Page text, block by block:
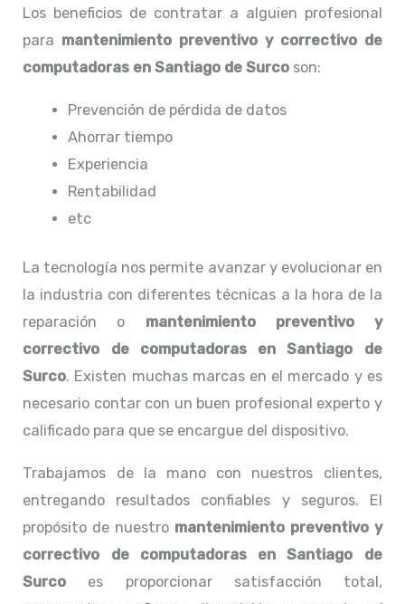
Los beneficios de contratar a alguien profesional
para mantenimiento preventivo y correctivo de
computadoras en Santiago de Surco son:
Prevención de pérdida de datos
Ahorrar tiempo
Experiencia
Rentabilidad
etc
La tecnología nos permite avanzar y evolucionar en
la industria con diferentes técnicas a la hora de la
reparación o mantenimiento preventivo y
correctivo de computadoras en Santiago de
Surco. Existen muchas marcas en el mercado y es
necesario contar con un buen profesional experto y
calificado para que se encargue del dispositivo.
Trabajamos de la mano con nuestros clientes,
entregando resultados confiables y seguros. El
propósito de nuestro mantenimiento preventivo y
correctivo de computadoras en Santiago de
Surco es proporcionar satisfacción total,